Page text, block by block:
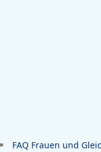
FAQ Frauen und